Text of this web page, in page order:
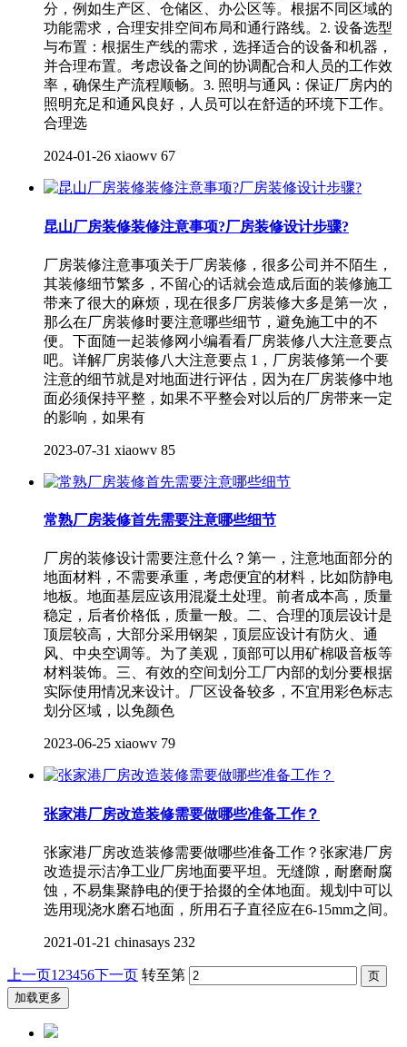
分，例如生产区、仓储区、办公区等。根据不同区域的
功能需求，合理安排空间布局和通行路线。2. 设备选型
与布置：根据生产线的需求，选择适合的设备和机器，
并合理布置。考虑设备之间的协调配合和人员的工作效
率，确保生产流程顺畅。3. 照明与通风：保证厂房内的
照明充足和通风良好，人员可以在舒适的环境下工作。
合理选
2024-01-26 xiaowv 67
昆山厂房装修装修注意事项?厂房装修设计步骤?
厂房装修注意事项关于厂房装修，很多公司并不陌生，
其装修细节繁多，不留心的话就会造成后面的装修施工
带来了很大的麻烦，现在很多厂房装修大多是第一次，
那么在厂房装修时要注意哪些细节，避免施工中的不
便。下面随一起装修网小编看看厂房装修八大注意要点
吧。详解厂房装修八大注意要点 1，厂房装修第一个要
注意的细节就是对地面进行评估，因为在厂房装修中地
面必须保持平整，如果不平整会对以后的厂房带来一定
的影响，如果有
2023-07-31 xiaowv 85
常熟厂房装修首先需要注意哪些细节
厂房的装修设计需要注意什么？第一，注意地面部分的
地面材料，不需要承重，考虑便宜的材料，比如防静电
地板。地面基层应该用混凝土处理。前者成本高，质量
稳定，后者价格低，质量一般。二、合理的顶层设计是
顶层较高，大部分采用钢架，顶层应设计有防火、通
风、中央空调等。为了美观，顶部可以用矿棉吸音板等
材料装饰。三、有效的空间划分工厂内部的划分要根据
实际使用情况来设计。厂区设备较多，不宜用彩色标志
划分区域，以免颜色
2023-06-25 xiaowv 79
张家港厂房改造装修需要做哪些准备工作？
张家港厂房改造装修需要做哪些准备工作？张家港厂房
改造提示洁净工业厂房地面要平坦。无缝隙，耐磨耐腐
蚀，不易集聚静电的便于拾掇的全体地面。规划中可以
选用现浇水磨石地面，所用石子直径应在6-15mm之间。
2021-01-21 chinasays 232
上一页1 23456下一页 转至第
加载更多